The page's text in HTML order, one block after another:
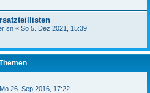
sn « So 5. Dez 2021, 15:39
Mo 26. Sep 2016, 17:22